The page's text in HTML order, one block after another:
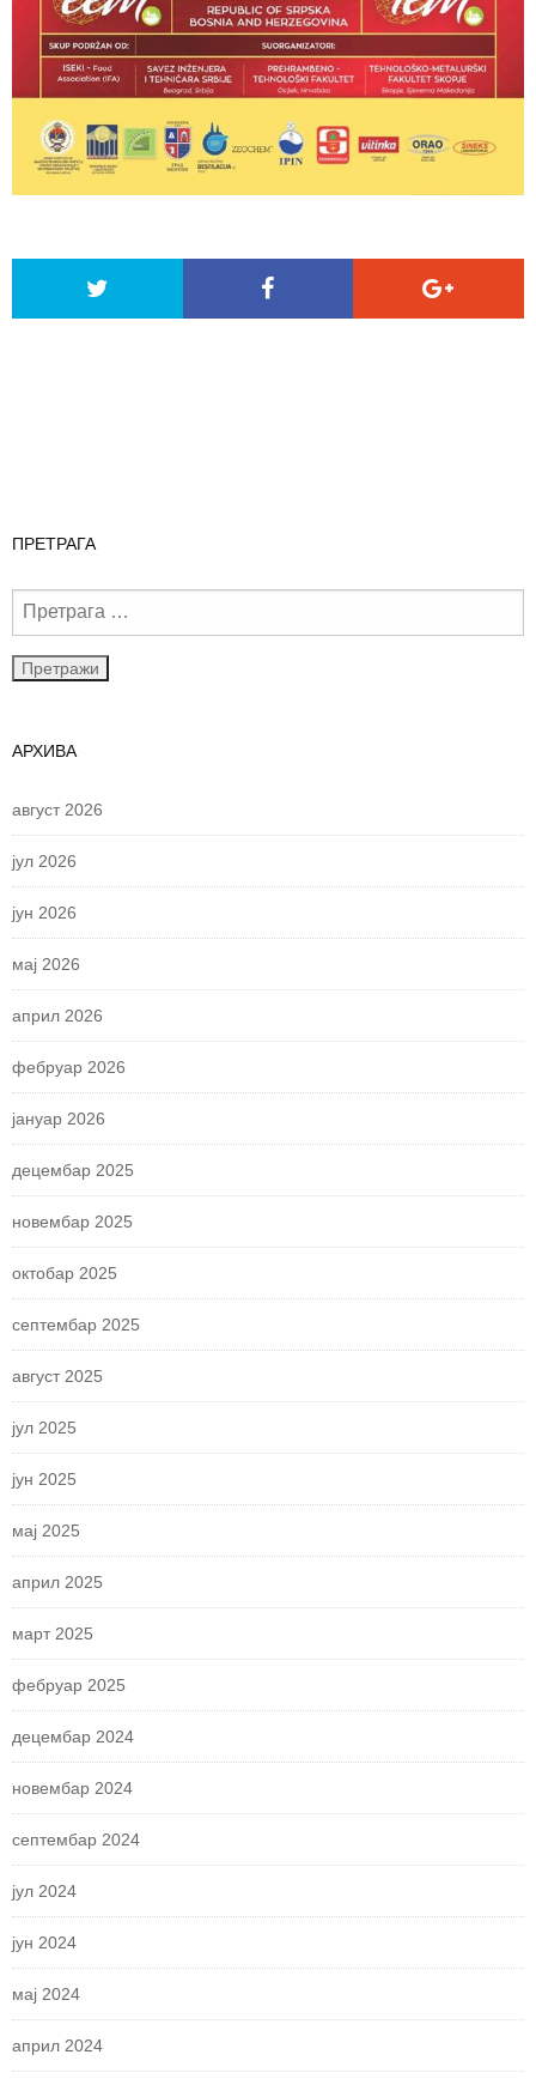
ПРЕТРАГА
АРХИВА
август 2026
јул 2026
јун 2026
мај 2026
април 2026
фебруар 2026
јануар 2026
децембар 2025
новембар 2025
октобар 2025
септембар 2025
август 2025
јул 2025
јун 2025
мај 2025
април 2025
март 2025
фебруар 2025
децембар 2024
новембар 2024
септембар 2024
јул 2024
јун 2024
мај 2024
април 2024